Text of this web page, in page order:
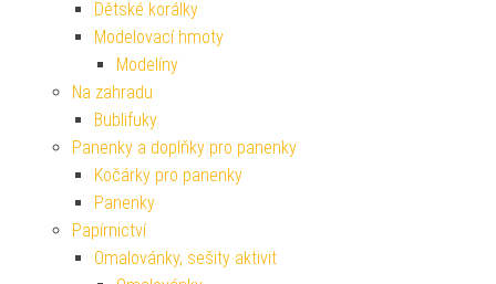
Dětské korálky
Modelovací hmoty
Modelíny
Na zahradu
Bublifuky
Panenky a doplňky pro panenky
Kočárky pro panenky
Panenky
Papírnictví
Omalovánky, sešity aktivit